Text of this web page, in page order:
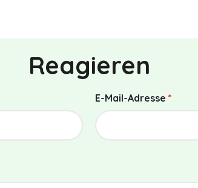
Reagieren
E-Mail-Adresse *